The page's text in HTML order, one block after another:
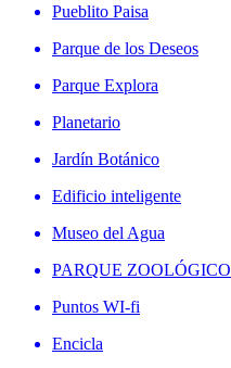
Pueblito Paisa
Parque de los Deseos
Parque Explora
Planetario
Jardín Botánico
Edificio inteligente
Museo del Agua
PARQUE ZOOLÓGICO
Puntos WI-fi
Encicla